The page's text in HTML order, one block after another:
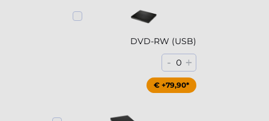
DVD-RW (USB)
- 0 +
€ +79,90*